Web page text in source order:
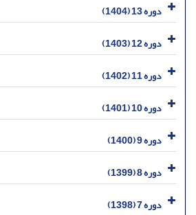
دوره 13 (1404)
دوره 12 (1403)
دوره 11 (1402)
دوره 10 (1401)
دوره 9 (1400)
دوره 8 (1399)
دوره 7 (1398)